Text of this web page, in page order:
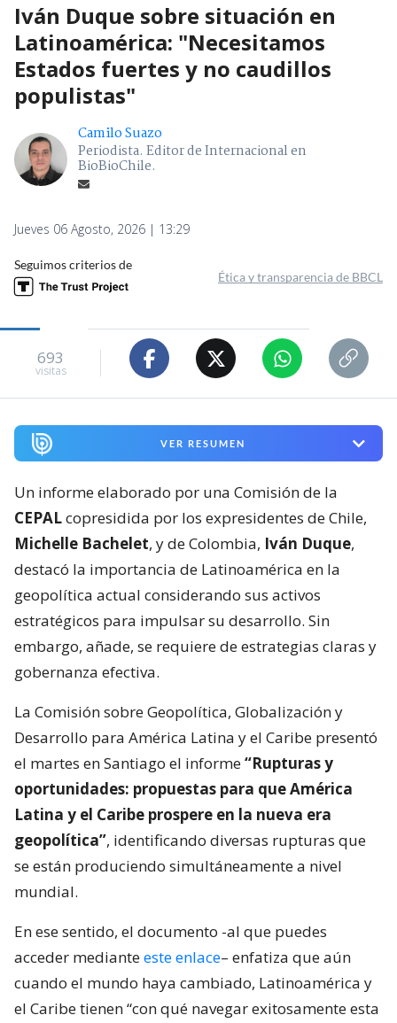
Iván Duque sobre situación en
Latinoamérica: "Necesitamos
Estados fuertes y no caudillos
populistas"
Camilo Suazo
Periodista. Editor de Internacional en
BioBioChile.
Jueves 06 Agosto, 2026 | 13:29
Seguimos criterios de
Ética y transparencia de BBCL
693
visitas
VER RESUMEN
Un informe elaborado por una Comisión de la
CEPALcopresidida por los expresidentes de Chile,
Michelle Bachelet, y de Colombia, Iván Duque,
destacó la importancia de Latinoamérica en la
geopolítica actual considerando sus activos
estratégicos para impulsar su desarrollo. Sin
embargo, añade, se requiere de estrategias claras y
gobernanza efectiva.
La Comisión sobre Geopolítica, Globalización y
Desarrollo para América Latina y el Caribe presentó
el martes en Santiago el informe“Rupturas y
oportunidades: propuestas para que América
Latina y el Caribe prospere en la nueva era
geopolítica”, identificando diversas rupturas que
se están produciendo simultáneamente a nivel
mundial.
En ese sentido, el documento -al que puedes
acceder medianteeste enlace– enfatiza que aún
cuando el mundo haya cambiado, Latinoamérica y
el Caribe tienen “con qué navegar exitosamente esta